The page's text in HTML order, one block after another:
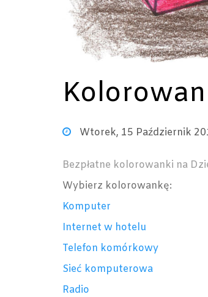
Wtorek, 15 Październik
Bezpłatne kolorowanki na
Wybierz kolorowankę:
Komputer
Internet w hotelu
Telefon komórkowy
Sieć komputerowa
Radio